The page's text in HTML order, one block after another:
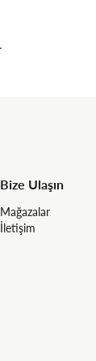
Bize Ulaşın
Mağazalar
İletişim